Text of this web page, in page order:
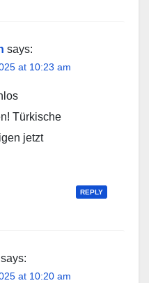
says:
at 10:23 am
Türkische
jetzt
REPLY
says:
at 10:20 am